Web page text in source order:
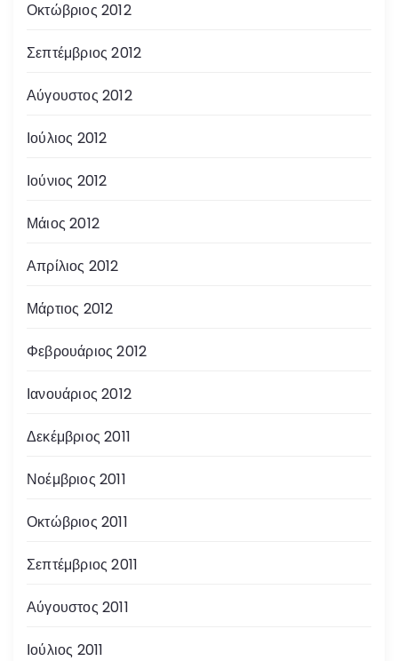
Οκτώβριος 2012
Σεπτέμβριος 2012
Αύγουστος 2012
Ιούλιος 2012
Ιούνιος 2012
Μάιος 2012
Απρίλιος 2012
Μάρτιος 2012
Φεβρουάριος 2012
Ιανουάριος 2012
Δεκέμβριος 2011
Νοέμβριος 2011
Οκτώβριος 2011
Σεπτέμβριος 2011
Αύγουστος 2011
Ιούλιος 2011